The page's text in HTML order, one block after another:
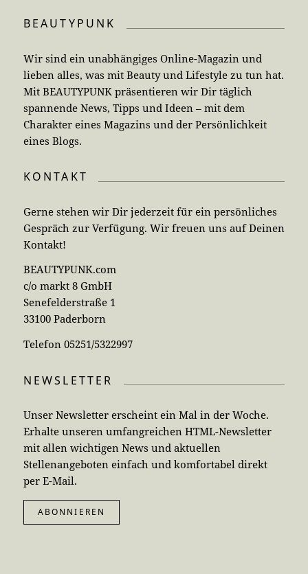
BEAUTYPUNK
Wir sind ein unabhängiges Online-Magazin und
lieben alles, was mit Beauty und Lifestyle zu tun hat.
Mit BEAUTYPUNK präsentieren wir Dir täglich
spannende News, Tipps und Ideen – mit dem
Charakter eines Magazins und der Persönlichkeit
eines Blogs.
KONTAKT
Gerne stehen wir Dir jederzeit für ein persönliches
Gespräch zur Verfügung. Wir freuen uns auf Deinen
Kontakt!
BEAUTYPUNK.com
c/o markt 8 GmbH
Senefelderstraße 1
33100 Paderborn
Telefon 05251/5322997
NEWSLETTER
Unser Newsletter erscheint ein Mal in der Woche.
Erhalte unseren umfangreichen HTML-Newsletter
mit allen wichtigen News und aktuellen
Stellenangeboten einfach und komfortabel direkt
per E-Mail.
ABONNIEREN